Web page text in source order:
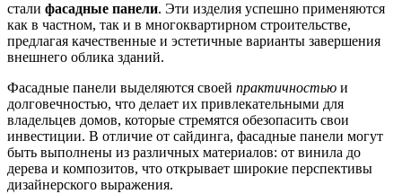
стали фасадные панели. Эти изделия успешно применяются
как в частном, так и в многоквартирном строительстве,
предлагая качественные и эстетичные варианты завершения
внешнего облика зданий.
Фасадные панели выделяются своей практичностью и
долговечностью, что делает их привлекательными для
владельцев домов, которые стремятся обезопасить свои
инвестиции. В отличие от сайдинга, фасадные панели могут
быть выполнены из различных материалов: от винила до
дерева и композитов, что открывает широкие перспективы
дизайнерского выражения.